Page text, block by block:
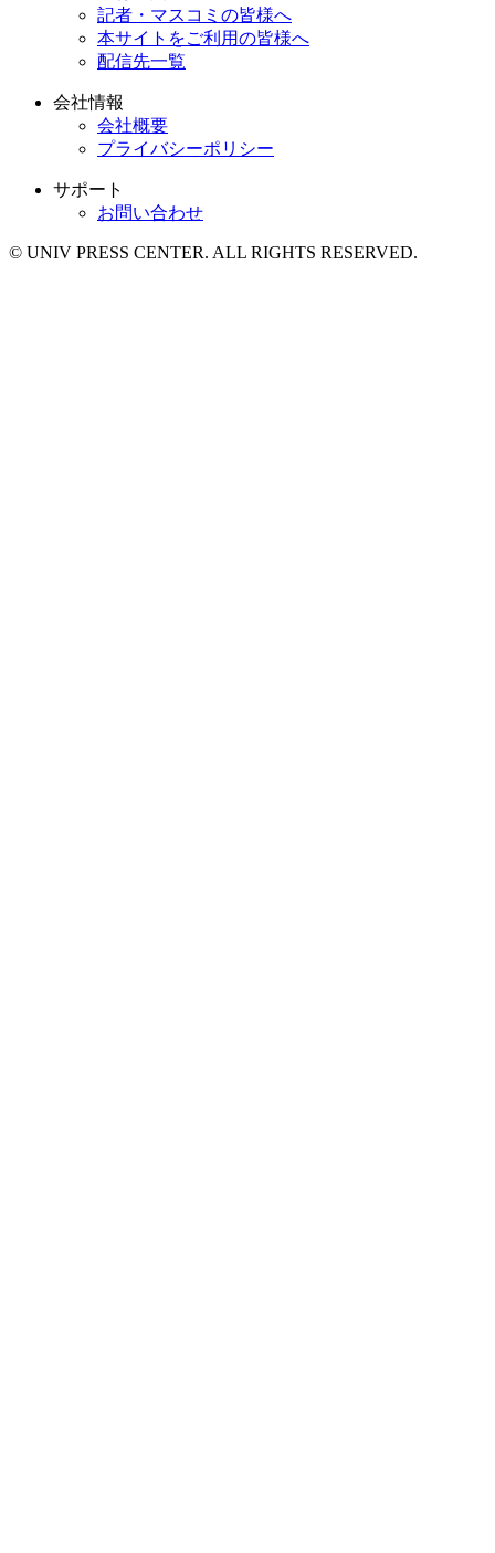
記者・マスコミの皆様へ
本サイトをご利用の皆様へ
配信先一覧
会社情報
会社概要
プライバシーポリシー
サポート
お問い合わせ
© UNIV PRESS CENTER. ALL RIGHTS RESERVED.